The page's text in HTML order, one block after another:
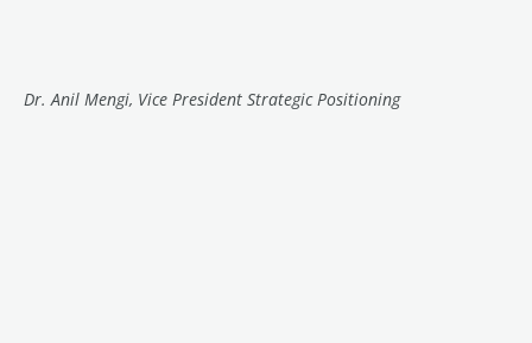
Dr. Anil Mengi, Vice President Strategic Positioning